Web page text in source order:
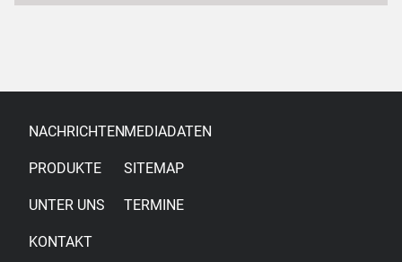
NACHRICHTEN
PRODUKTE
UNTER UNS
KONTAKT
MEDIADATEN
SITEMAP
TERMINE